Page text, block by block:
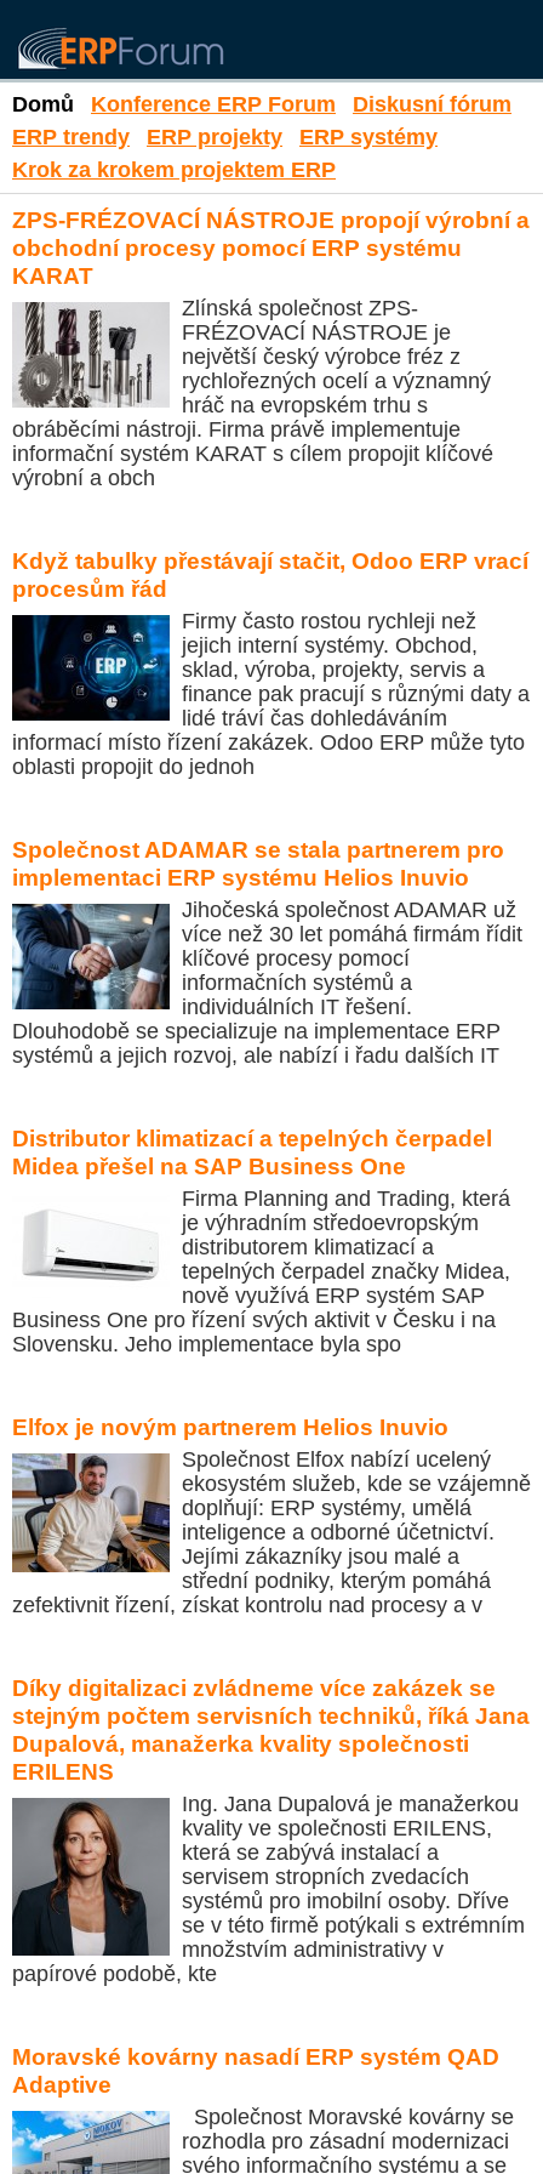
Domů Konference ERP Forum
Diskusní fórum
ERP trendy
ERP projekty
ERP systémy
Krok za krokem projektem ERP
ZPS-FRÉZOVACÍ NÁSTROJE propojí výrobní a
obchodní procesy pomocí ERP systému
KARAT
Zlínská společnost ZPS-
FRÉZOVACÍ NÁSTROJE je
největší český výrobce fréz z
rychlořezných ocelí a významný
hráč na evropském trhu s
obráběcími nástroji. Firma právě implementuje
informační systém KARAT s cílem propojit klíčové
výrobní a obch
Když tabulky přestávají stačit, Odoo ERP vrací
procesům řád
Firmy často rostou rychleji než
jejich interní systémy. Obchod,
sklad, výroba, projekty, servis a
finance pak pracují s různými daty a
lidé tráví čas dohledáváním
informací místo řízení zakázek. Odoo ERP může tyto
oblasti propojit do jednoh
Společnost ADAMAR se stala partnerem pro
implementaci ERP systému Helios Inuvio
Jihočeská společnost ADAMAR už
více než 30 let pomáhá firmám řídit
klíčové procesy pomocí
informačních systémů a
individuálních IT řešení.
Dlouhodobě se specializuje na implementace ERP
systémů a jejich rozvoj, ale nabízí i řadu dalších IT
Distributor klimatizací a tepelných čerpadel
Midea přešel na SAP Business One
Firma Planning and Trading, která
je výhradním středoevropským
distributorem klimatizací a
tepelných čerpadel značky Midea,
nově využívá ERP systém SAP
Business One pro řízení svých aktivit v Česku i na
Slovensku. Jeho implementace byla spo
Elfox je novým partnerem Helios Inuvio
Společnost Elfox nabízí ucelený
ekosystém služeb, kde se vzájemně
doplňují: ERP systémy, umělá
inteligence a odborné účetnictví.
Jejími zákazníky jsou malé a
střední podniky, kterým pomáhá
zefektivnit řízení, získat kontrolu nad procesy a v
Díky digitalizaci zvládneme více zakázek se
stejným počtem servisních techniků, říká Jana
Dupalová, manažerka kvality společnosti
ERILENS
Ing. Jana Dupalová je manažerkou
kvality ve společnosti ERILENS,
která se zabývá instalací a
servisem stropních zvedacích
systémů pro imobilní osoby. Dříve
se v této firmě potýkali s extrémním
množstvím administrativy v
papírové podobě, kte
Moravské kovárny nasadí ERP systém QAD
Adaptive
Společnost Moravské kovárny se
rozhodla pro zásadní modernizaci
svého informačního systému a se